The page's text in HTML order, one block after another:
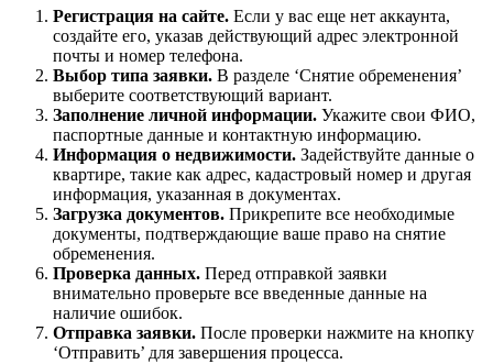
Регистрация на сайте. Если у вас еще нет аккаунта,
создайте его, указав действующий адрес электронной
почты и номер телефона.
Выбор типа заявки. В разделе ‘Снятие обременения’
выберите соответствующий вариант.
Заполнение личной информации. Укажите свои ФИО,
паспортные данные и контактную информацию.
Информация о недвижимости. Задействуйте данные о
квартире, такие как адрес, кадастровый номер и другая
информация, указанная в документах.
Загрузка документов. Прикрепите все необходимые
документы, подтверждающие ваше право на снятие
обременения.
Проверка данных. Перед отправкой заявки
внимательно проверьте все введенные данные на
наличие ошибок.
Отправка заявки. После проверки нажмите на кнопку
‘Отправить’ для завершения процесса.